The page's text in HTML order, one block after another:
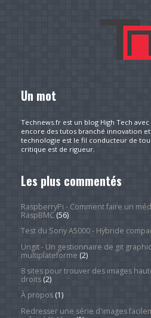
Un mot
Technews.fr est un blog High Tech avec
encore des tutos branché innovation
technologie est le fil conducteur de
critique est de rigueur.
Les plus commentés
RaspberryPi - Comment faire un
RaspBMC(56)
Test du Sony A5000 - Hybride
Ungit - Un gestionnaire de git
multiplateforme (2)
8 sites pour trouver des images
droits(2)
À propos(1)
Redresser une série d'images